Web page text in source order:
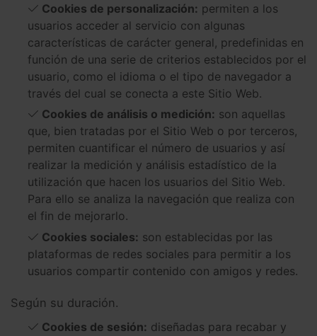
Cookies de personalización: permiten a los
usuarios acceder al servicio con algunas
características de carácter general, predefinidas en
función de una serie de criterios establecidos por el
usuario, como el idioma o el tipo de navegador a
través del cual se conecta a este Sitio Web.
Cookies de análisis o medición: son aquellas
que, bien tratadas por el Sitio Web o por terceros,
permiten cuantificar el número de usuarios y así
realizar la medición y análisis estadístico de la
utilización que hacen los usuarios del Sitio Web.
Para ello se analiza la navegación que realiza con
el fin de mejorarlo.
Cookies sociales: son establecidas por las
plataformas de redes sociales para permitir a los
usuarios compartir contenido con amigos y redes.
Según su duración.
Cookies de sesión: diseñadas para recabar y